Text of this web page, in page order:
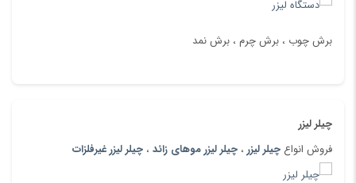
برش چوب ، برش چرم ، برش نمد
چیلر لیزر
فروش انواع چیلر لیزر، چیلر لیزر موهای زائد ، چیلر لیزر غیرفلزات